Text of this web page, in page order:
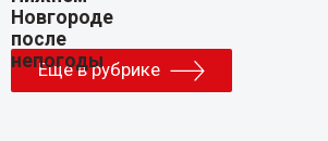
Еще в рубрике